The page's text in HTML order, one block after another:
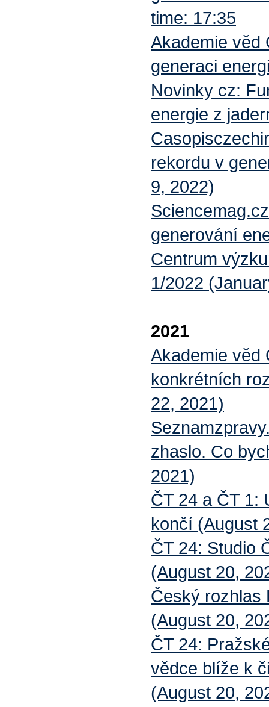
time: 17:35
Akademie věd
generaci
Novinky cz:
energie z
rekordu v
9, 2022)
generování
Centrum
1/2022
2021
Akademie věd
konkrétních
22, 2021)
zhaslo. Co
2021)
ČT 24 a ČT 1:
končí (August
ČT 24: Studio
(August 20,
Český rozhlas
(August 20,
ČT 24:
vědce blíže k
(August 20,